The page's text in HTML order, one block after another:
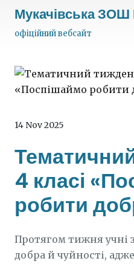
Мукачівська ЗОШ
офіційний вебсайт
14 Nov 2025
4 класі
робити
Протягом тижня учні
добра й чуйності,